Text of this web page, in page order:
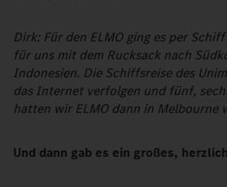
Dirk: Für den ELMO ging es per
für uns mit dem Rucksack nach
Indonesien. Die Schiffsreise des
das Internet verfolgen und fünf,
hatten wir ELMO dann in Melbourne
Und dann gab es ein großes,